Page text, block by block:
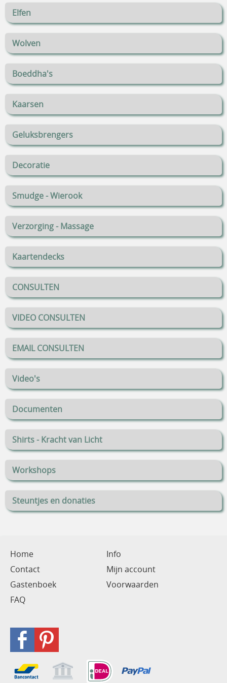
Elfen
Wolven
Boeddha's
Kaarsen
Geluksbrengers
Decoratie
Smudge - Wierook
Verzorging - Massage
Kaartendecks
CONSULTEN
VIDEO CONSULTEN
EMAIL CONSULTEN
Video's
Documenten
Shirts - Kracht van Licht
Workshops
Steuntjes en donaties
Home
Info
Contact
Mijn account
Gastenboek
Voorwaarden
FAQ